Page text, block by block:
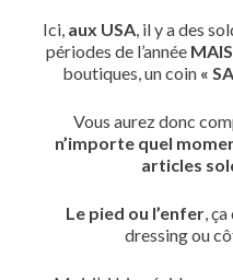
Ici, aux USA, il y a des
périodes de l’année MAIS
boutiques, un coin «
Vous aurez donc
n’importe quel
articles
Le pied ou l’enfer,
dressing ou